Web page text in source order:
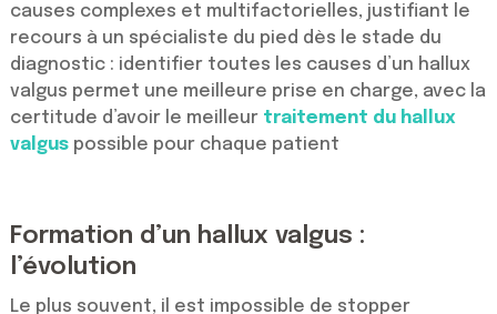
causes complexes et multifactorielles, justifiant le
recours à un spécialiste du pied dès le stade du
diagnostic : identifier toutes les causes d’un hallux
valgus permet une meilleure prise en charge, avec la
certitude d’avoir le meilleur traitement du hallux
valguspossible pour chaque patient
Formation d’un hallux valgus :
l’évolution
Le plus souvent, il est impossible de stopper